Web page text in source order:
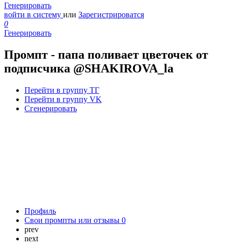
Генерировать
войти в систему или Зарегистрироватся
0
Генерировать
Промпт - папа поливает цветочек от
подписчика @SHAKIROVA_la
Перейти в группу ТГ
Перейти в группу VK
Сгенерировать
Профиль
Свои промпты или отзывы 0
prev
next